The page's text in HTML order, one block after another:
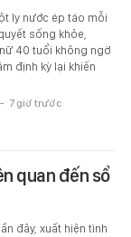
ly nước ép táo mỗi
sống khỏe,
40 tuổi không ngờ
định kỳ lại khiến
- 7 giờ trước
quan đến sổ
đây, xuất hiện tình